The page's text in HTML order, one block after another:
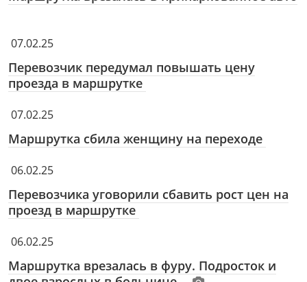
07.02.25
Перевозчик передумал повышать цену
проезда в маршрутке
07.02.25
Маршрутка сбила женщину на переходе
06.02.25
Перевозчика уговорили сбавить рост цен на
проезд в маршрутке
06.02.25
Маршрутка врезалась в фуру. Подросток и